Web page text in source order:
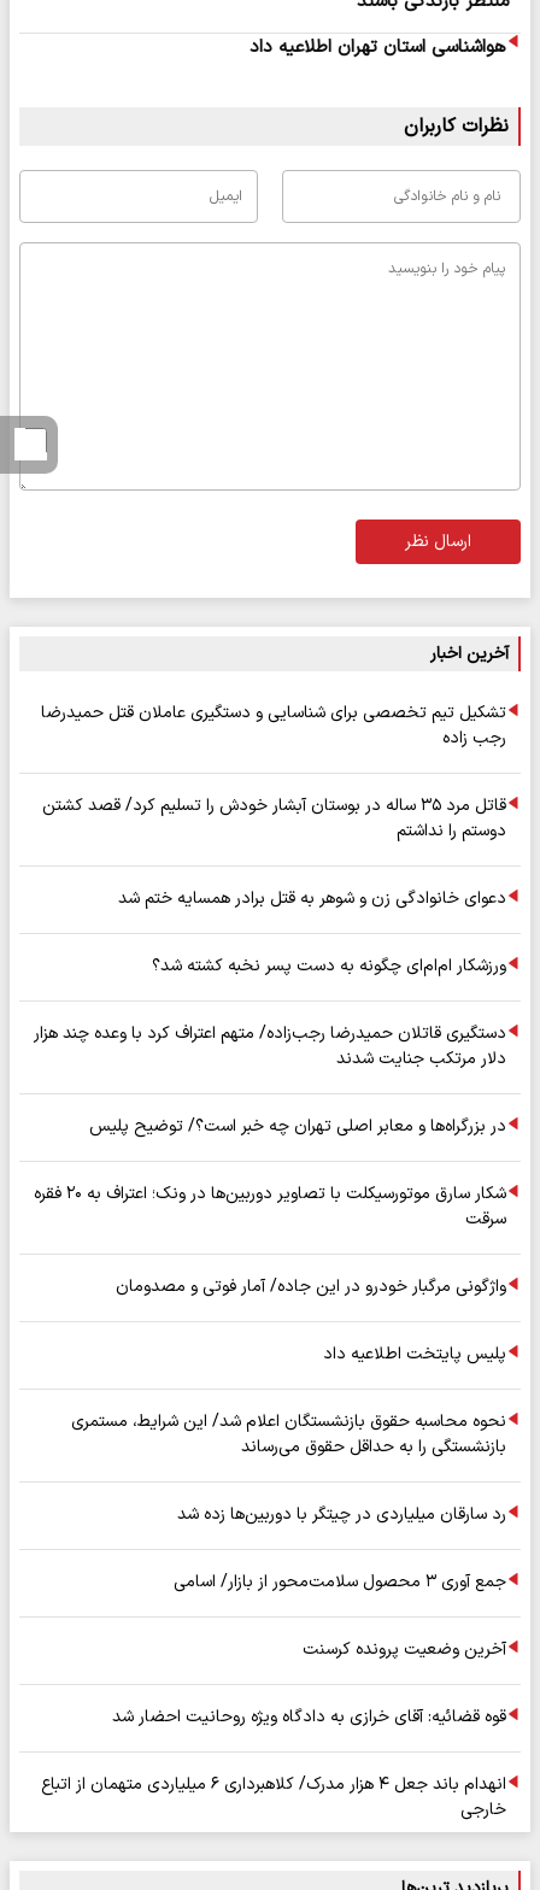
هواشناسی استان تهران اطلاعیه داد
نظرات کاربران
ارسال نظر
آخرین اخبار
تشکیل تیم تخصصی برای شناسایی و دستگیری عاملان قتل حمیدرضا
رجب زاده
قاتل مرد ۳۵ ساله در بوستان آبشار خودش را تسلیم کرد/ قصد کشتن
دوستم را نداشتم
دعوای خانوادگی زن و شوهر به قتل برادر همسایه ختم شد
ورزشکار ام‌ام‌ای چگونه به دست پسر نخبه کشته شد؟
دستگیری قاتلان حمیدرضا رجب‌زاده/ متهم اعتراف کرد با وعده چند هزار
دلار مرتکب جنایت شدند
در بزرگراه‌ها و معابر اصلی تهران چه خبر است؟/ توضیح پلیس
شکار سارق موتورسیکلت با تصاویر دوربین‌ها در ونک؛ اعتراف به ۲۰ فقره
سرقت
واژگونی مرگبار خودرو در این جاده/ آمار فوتی و مصدومان
پلیس پایتخت اطلاعیه داد
نحوه محاسبه حقوق بازنشستگان اعلام شد/ این شرایط، مستمری
بازنشستگی را به حداقل حقوق می‌رساند
رد سارقان میلیاردی در چیتگر با دوربین‌ها زده شد
جمع آوری ۳ محصول سلامت‌محور از بازار/ اسامی
آخرین وضعیت پرونده کرسنت
قوه قضائیه: آقای خرازی به دادگاه ویژه روحانیت احضار شد
انهدام باند جعل ۴ هزار مدرک/ کلاهبرداری ۶ میلیاردی متهمان از اتباع
خارجی